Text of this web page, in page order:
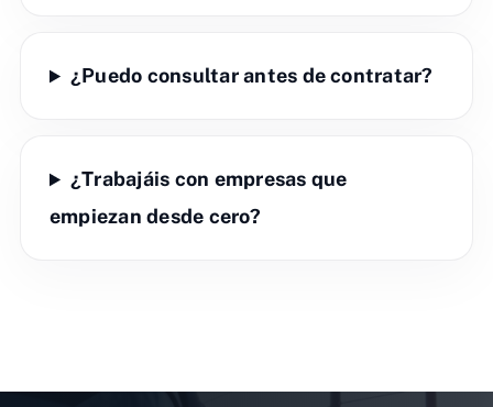
¿Puedo consultar antes de contratar?
¿Trabajáis con empresas que
empiezan desde cero?